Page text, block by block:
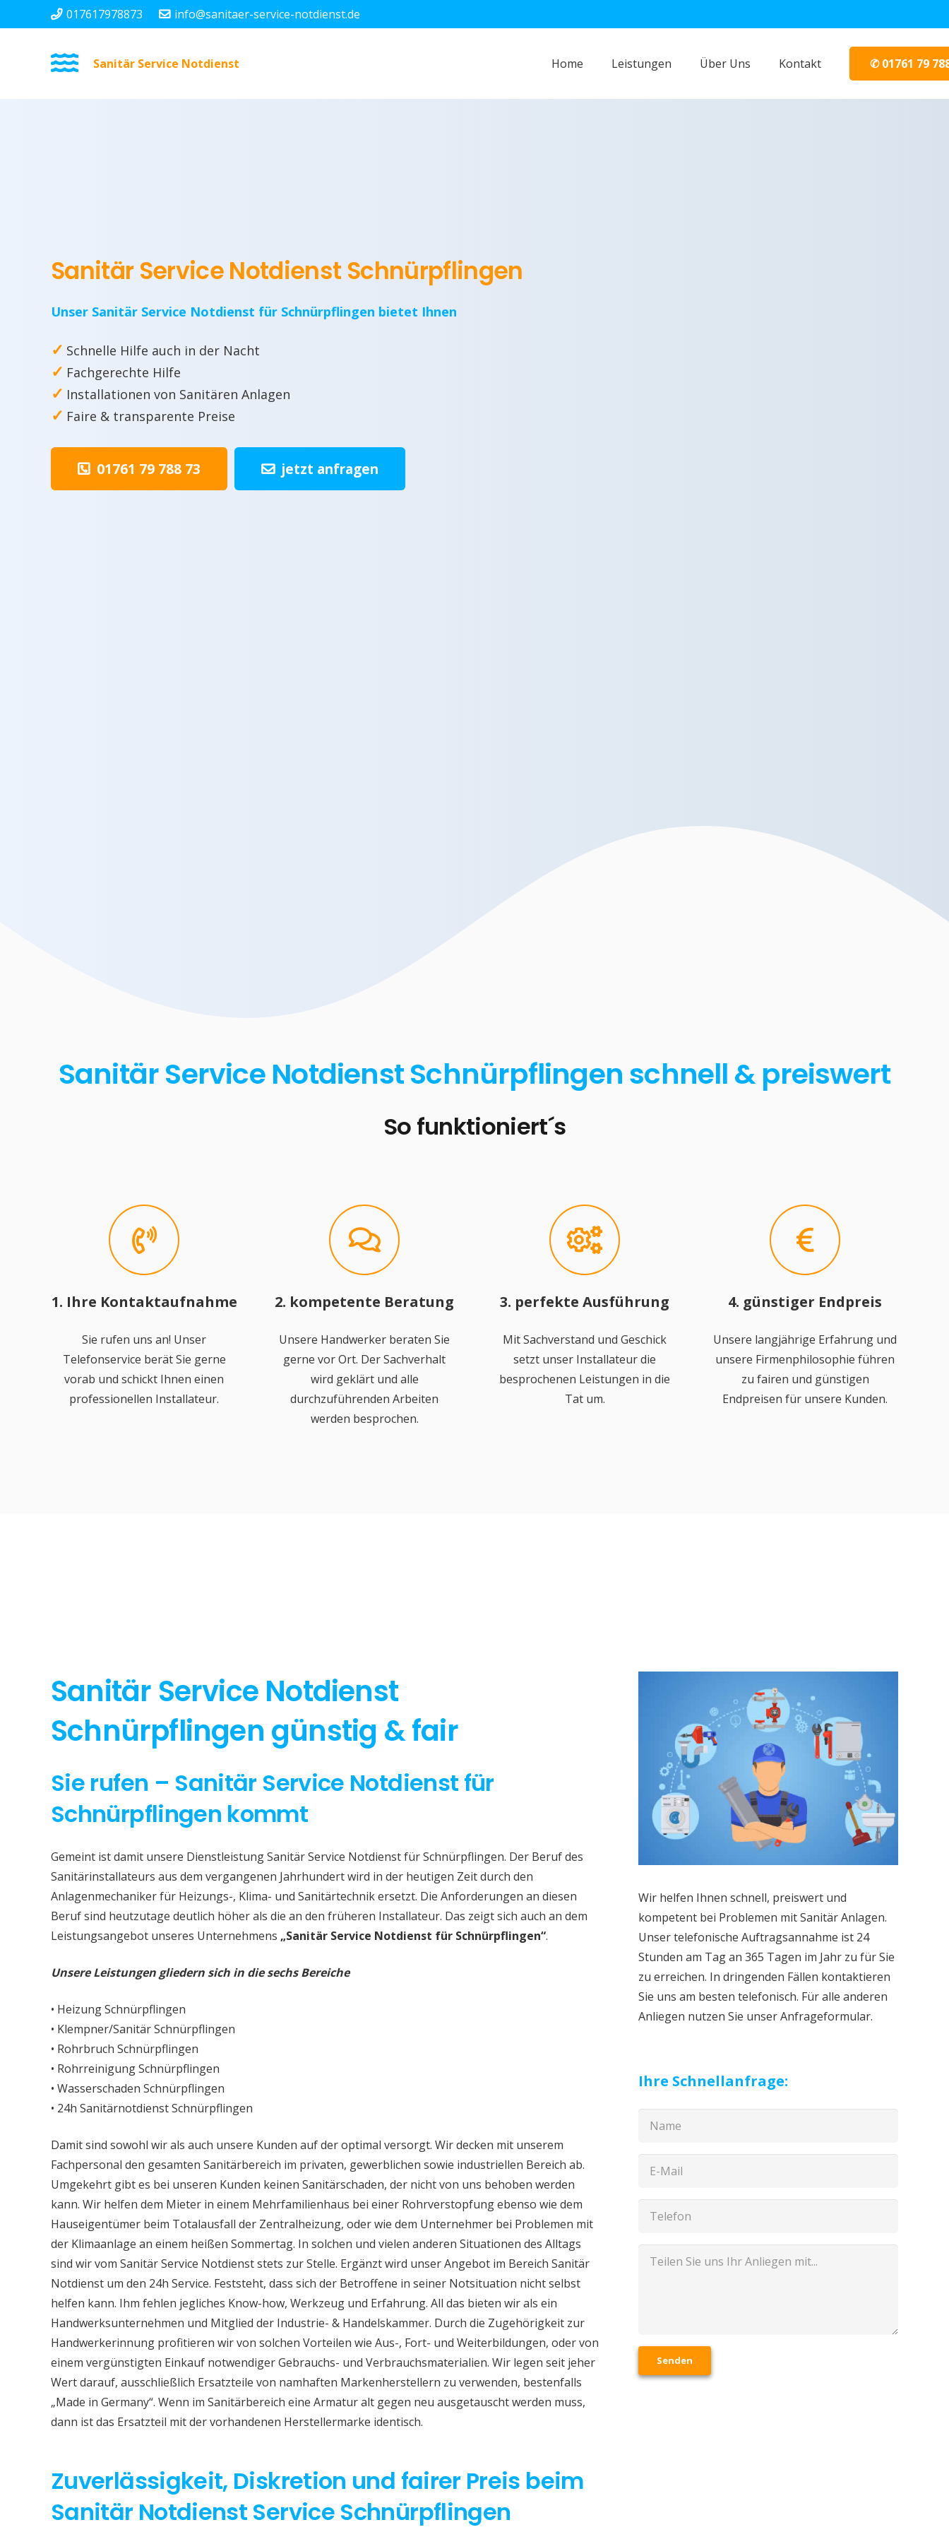
017617978873 info@sanitaer-service-notdienst.de
Sanitär Service Notdienst Home Leistungen Über Uns Kontakt ✆ 01761 79
Sanitär Service Notdienst Schnürpflingen
Unser Sanitär Service Notdienst für Schnürpflingen bietet Ihnen
✓ Schnelle Hilfe auch in der Nacht
✓ Fachgerechte Hilfe
✓ Installationen von Sanitären Anlagen
✓ Faire & transparente Preise
01761 79 788 73 jetzt anfragen
Sanitär Service Notdienst Schnürpflingen schnell & preiswert
So funktioniert´s
1. Ihre Kontaktaufnahme
Sie rufen uns an! Unser
Telefonservice berät Sie gerne
vorab und schickt Ihnen einen
professionellen Installateur.
2. kompetente Beratung
Unsere Handwerker beraten Sie
gerne vor Ort. Der Sachverhalt
wird geklärt und alle
durchzuführenden Arbeiten
werden besprochen.
3. perfekte Ausführung
Mit Sachverstand und Geschick
setzt unser Installateur die
besprochenen Leistungen in die
Tat um.
4. günstiger Endpreis
Unsere langjährige Erfahrung und
unsere Firmenphilosophie führen
zu fairen und günstigen
Endpreisen für unsere Kunden.
Sanitär Service Notdienst
Schnürpflingen günstig & fair
Sie rufen – Sanitär Service Notdienst für
Schnürpflingen kommt
Gemeint ist damit unsere Dienstleistung Sanitär Service Notdienst für Schnürpflingen. Der Beruf des
Sanitärinstallateurs aus dem vergangenen Jahrhundert wird in der heutigen Zeit durch den
Anlagenmechaniker für Heizungs-, Klima- und Sanitärtechnik ersetzt. Die Anforderungen an diesen
Beruf sind heutzutage deutlich höher als die an den früheren Installateur. Das zeigt sich auch an dem
Leistungsangebot unseres Unternehmens „Sanitär Service Notdienst für Schnürpflingen“.
Unsere Leistungen gliedern sich in die sechs Bereiche
• Heizung Schnürpflingen
• Klempner/Sanitär Schnürpflingen
• Rohrbruch Schnürpflingen
• Rohrreinigung Schnürpflingen
• Wasserschaden Schnürpflingen
• 24h Sanitärnotdienst Schnürpflingen
Damit sind sowohl wir als auch unsere Kunden auf der optimal versorgt. Wir decken mit unserem
Fachpersonal den gesamten Sanitärbereich im privaten, gewerblichen sowie industriellen Bereich ab.
Umgekehrt gibt es bei unseren Kunden keinen Sanitärschaden, der nicht von uns behoben werden
kann. Wir helfen dem Mieter in einem Mehrfamilienhaus bei einer Rohrverstopfung ebenso wie dem
Hauseigentümer beim Totalausfall der Zentralheizung, oder wie dem Unternehmer bei Problemen mit
der Klimaanlage an einem heißen Sommertag. In solchen und vielen anderen Situationen des Alltags
sind wir vom Sanitär Service Notdienst stets zur Stelle. Ergänzt wird unser Angebot im Bereich Sanitär
Notdienst um den 24h Service. Feststeht, dass sich der Betroffene in seiner Notsituation nicht selbst
helfen kann. Ihm fehlen jegliches Know-how, Werkzeug und Erfahrung. All das bieten wir als ein
Handwerksunternehmen und Mitglied der Industrie- & Handelskammer. Durch die Zugehörigkeit zur
Handwerkerinnung profitieren wir von solchen Vorteilen wie Aus-, Fort- und Weiterbildungen, oder von
einem vergünstigten Einkauf notwendiger Gebrauchs- und Verbrauchsmaterialien. Wir legen seit jeher
Wert darauf, ausschließlich Ersatzteile von namhaften Markenherstellern zu verwenden, bestenfalls
„Made in Germany“. Wenn im Sanitärbereich eine Armatur alt gegen neu ausgetauscht werden muss,
dann ist das Ersatzteil mit der vorhandenen Herstellermarke identisch.
Zuverlässigkeit, Diskretion und fairer Preis beim
Sanitär Notdienst Service Schnürpflingen
Wir helfen Ihnen schnell, preiswert und
kompetent bei Problemen mit Sanitär Anlagen.
Unser telefonische Auftragsannahme ist 24
Stunden am Tag an 365 Tagen im Jahr zu für Sie
zu erreichen. In dringenden Fällen kontaktieren
Sie uns am besten telefonisch. Für alle anderen
Anliegen nutzen Sie unser Anfrageformular.
Ihre Schnellanfrage:
Senden